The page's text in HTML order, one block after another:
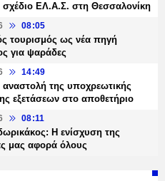
σχέδιο ΕΛ.Α.Σ. στη Θεσσαλονίκη
08:05
τουρισμός ως νέα πηγή
για ψαράδες
14:49
αναστολή της υποχρεωτικής
εξετάσεων στο αποθετήριο
08:11
Η ενίσχυση της
μας αφορά όλους